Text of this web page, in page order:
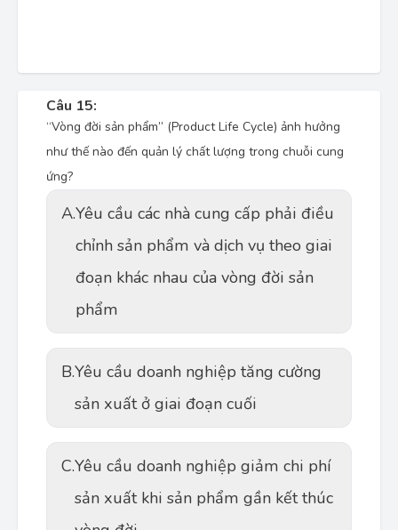
Câu 15:
“Vòng đời sản phẩm” (Product Life Cycle) ảnh hưởng
như thế nào đến quản lý chất lượng trong chuỗi cung
ứng?
A.Yêu cầu các nhà cung cấp phải điều
chỉnh sản phẩm và dịch vụ theo giai
đoạn khác nhau của vòng đời sản
phẩm
B.Yêu cầu doanh nghiệp tăng cường
sản xuất ở giai đoạn cuối
C.Yêu cầu doanh nghiệp giảm chi phí
sản xuất khi sản phẩm gần kết thúc